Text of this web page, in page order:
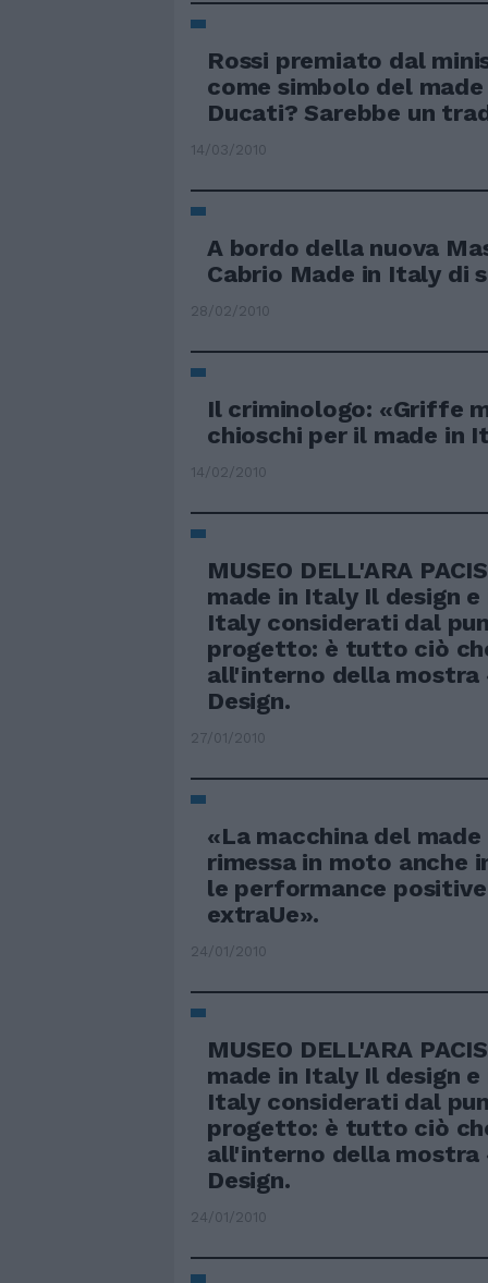
Rossi premiato dal
come simbolo del
Ducati? Sarebbe un
14/03/2010
A bordo della nuova
Cabrio Made in Italy di
28/02/2010
Il criminologo: «Griffe
chioschi per il made in
14/02/2010
MUSEO DELL'ARA
made in Italy Il design e
Italy considerati dal
progetto: è tutto ciò
all'interno della mostra
Design.
27/01/2010
«La macchina del
rimessa in moto anche
le performance positive
extraUe».
24/01/2010
MUSEO DELL'ARA
made in Italy Il design e
Italy considerati dal
progetto: è tutto ciò
all'interno della mostra
Design.
24/01/2010